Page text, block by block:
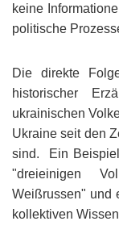
keine
politische
Die direkte
historischer
ukrainischen
Ukraine seit den
sind. Ein
"dreieinigen
Weißrussen" und
kollektiven